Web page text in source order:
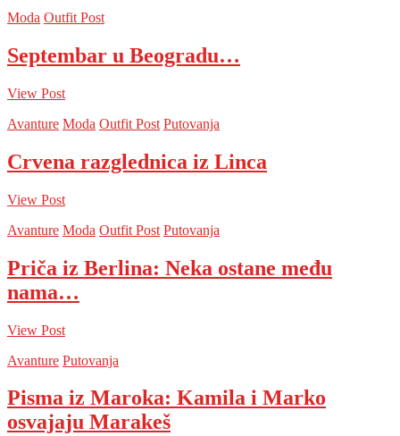
Moda Outfit Post
Septembar u Beogradu…
View Post
Avanture Moda Outfit Post Putovanja
Crvena razglednica iz Linca
View Post
Avanture Moda Outfit Post Putovanja
Priča iz Berlina: Neka ostane među
nama…
View Post
Avanture Putovanja
Pisma iz Maroka: Kamila i Marko
osvajaju Marakeš